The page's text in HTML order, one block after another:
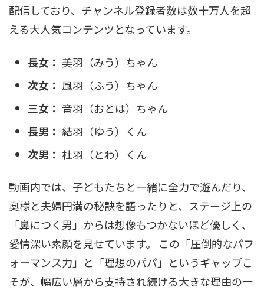
配信しており、チャンネル登録者数は数十万人を超
える大人気コンテンツとなっています。
長女： 美羽（みう）ちゃん
次女： 風羽（ふう）ちゃん
三女： 音羽（おとは）ちゃん
長男： 結羽（ゆう）くん
次男： 杜羽（とわ）くん
動画内では、子どもたちと一緒に全力で遊んだり、
奥様と夫婦円満の秘訣を語ったりと、ステージ上の
「鼻につく男」からは想像もつかないほど優しく、
愛情深い素顔を見せています。 この「圧倒的なパフ
ォーマンス力」と「理想のパパ」というギャップこ
そが、幅広い層から支持され続ける大きな理由の一